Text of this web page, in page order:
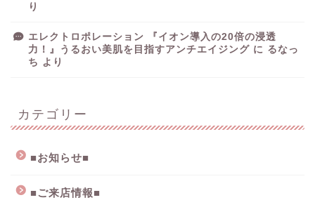
り
エレクトロポレーション 『イオン導入の20倍の浸透
力！』うるおい美肌を目指すアンチエイジング に るなっ
ち より
カテゴリー
■お知らせ■
■ご来店情報■